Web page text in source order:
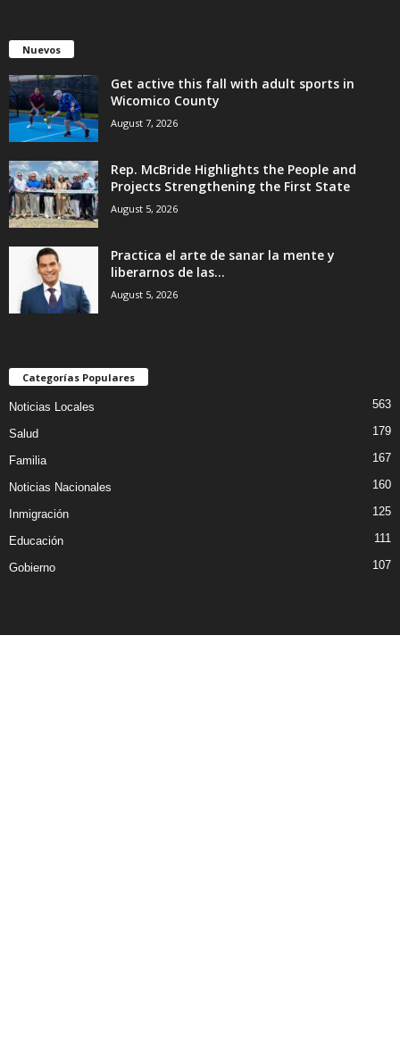
Nuevos
Get active this fall with adult sports in
Wicomico County
August 7, 2026
Rep. McBride Highlights the People and
Projects Strengthening the First State
August 5, 2026
Practica el arte de sanar la mente y
liberarnos de las...
August 5, 2026
Categorías Populares
Noticias Locales 563
Salud 179
Familia 167
Noticias Nacionales 160
Inmigración 125
Educación 111
Gobierno 107